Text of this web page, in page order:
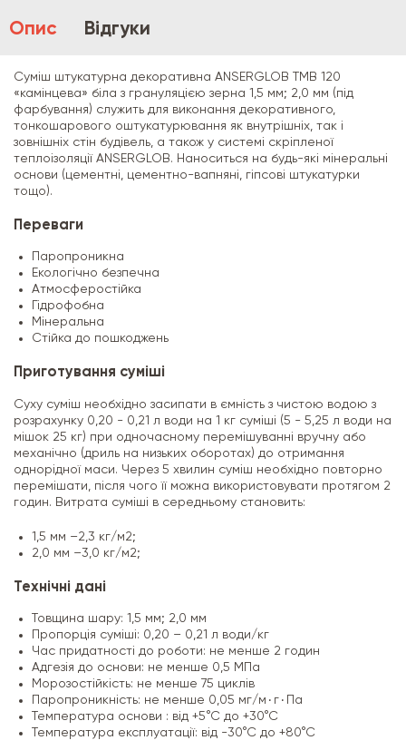
Опис Відгуки
Суміш штукатурна декоративна ANSERGLOB ТМВ 120
«камінцева» біла з грануляцією зерна 1,5 мм; 2,0 мм (під
фарбування) служить для виконання декоративного,
тонкошарового оштукатурювання як внутрішніх, так і
зовнішніх стін будівель, а також у системі скріпленої
теплоізоляції ANSERGLOB. Наноситься на будь-які мінеральні
основи (цементні, цементно-вапняні, гіпсові штукатурки
тощо).
Переваги
Паропроникна
Екологічно безпечна
Атмосферостійка
Гідрофобна
Мінеральна
Стійка до пошкоджень
Приготування суміші
Суху суміш необхідно засипати в ємність з чистою водою з
розрахунку 0,20 - 0,21 л води на 1 кг суміші (5 - 5,25 л води на
мішок 25 кг) при одночасному перемішуванні вручну або
механічно (дриль на низьких оборотах) до отримання
однорідної маси. Через 5 хвилин суміш необхідно повторно
перемішати, після чого її можна використовувати протягом 2
годин. Витрата суміші в середньому становить:
1,5 мм –2,3 кг/м2;
2,0 мм –3,0 кг/м2;
Технічні дані
Товщина шару: 1,5 мм; 2,0 мм
Пропорція суміші: 0,20 – 0,21 л води/кг
Час придатності до роботи: не менше 2 годин
Адгезія до основи: не менше 0,5 МПа
Морозостійкість: не менше 75 циклів
Паропроникність: не менше 0,05 мг/м٠г٠Па
Температура основи : від +5°С до +30°С
Температура експлуатації: від -30°С до +80°С